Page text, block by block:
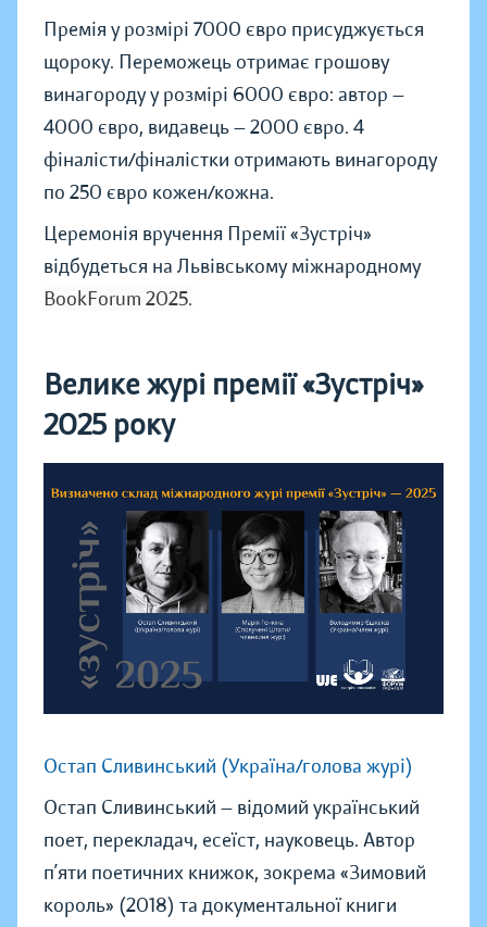
Премія у розмірі 7000 євро присуджується
щороку. Переможець отримає грошову
винагороду у розмірі 6000 євро: автор —
4000 євро, видавець — 2000 євро. 4
фіналісти/фіналістки отримають винагороду
по 250 євро кожен/кожна.
Церемонія вручення Премії «Зустріч»
відбудеться на Львівському міжнародному
BookForum 2025.
Велике журі премії «Зустріч»
2025 року
Остап Сливинський (Україна/голова журі)
Остап Сливинський — відомий український
поет, перекладач, есеїст, науковець. Автор
п’яти поетичних книжок, зокрема «Зимовий
король» (2018) та документальної книги